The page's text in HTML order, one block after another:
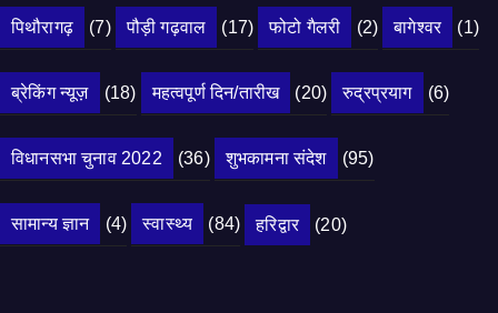
पिथौरागढ़ (7) पौड़ी गढ़वाल (17) फोटो गैलरी (2) बागेश्वर (1)
ब्रेकिंग न्यूज़ (18) महत्वपूर्ण दिन/तारीख (20) रुद्रप्रयाग (6)
विधानसभा चुनाव 2022 (36) शुभकामना संदेश (95)
सामान्य ज्ञान (4) स्वास्थ्य (84) हरिद्वार (20)